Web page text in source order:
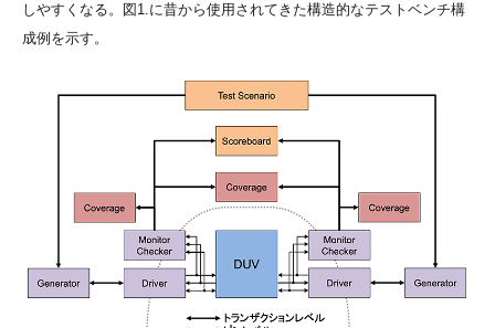
しやすくなる。図1.に昔から使用されてきた構造的なテストベンチ構
成例を示す。